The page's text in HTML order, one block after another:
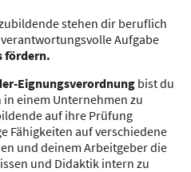
stehen dir beruflich
Aufgabe
fördern.
Eignungsverordnungbist du
einem Unternehmen zu
auf ihre Prüfung
Fähigkeiten auf verschiedene
und deinem Arbeitgeber die
und Didaktik intern zu